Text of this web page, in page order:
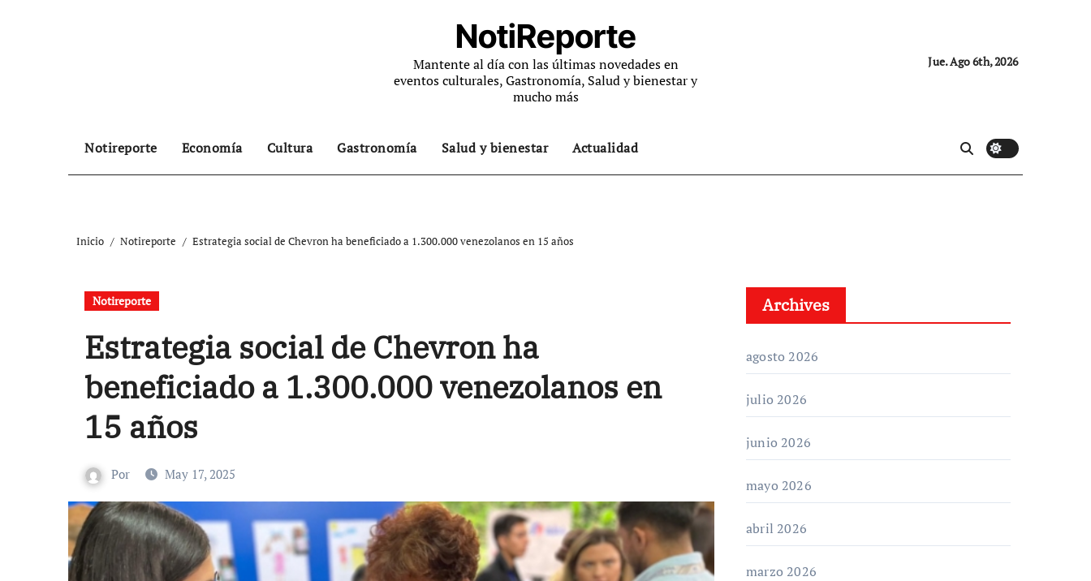
NotiReporte
Mantente al día con las últimas novedades en
eventos culturales, Gastronomía, Salud y bienestar y
mucho más
Jue. Ago 6th, 2026
Notireporte Economía Cultura Gastronomía Salud y bienestar Actualidad
Inicio Notireporte Estrategia social de Chevron ha beneficiado a 1.300.000 venezolanos en 15 años
Notireporte
Estrategia social de Chevron ha
beneficiado a 1.300.000 venezolanos en
15 años
Por May 17, 2025
Archives
agosto 2026
julio 2026
junio 2026
mayo 2026
abril 2026
marzo 2026